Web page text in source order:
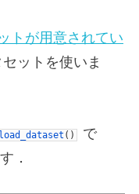
トが用意されてい
ットを使いま
load_dataset ( )
で
．